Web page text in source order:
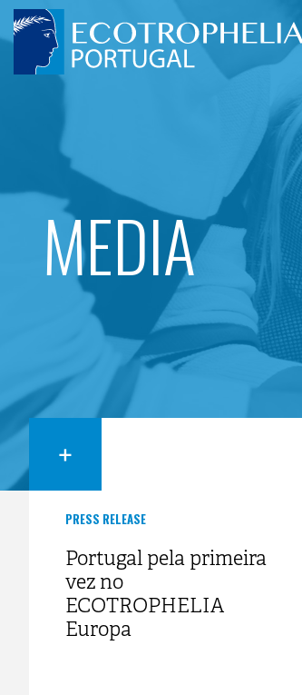
MEDIA
+
PRESS RELEASE
Portugal pela primeira
vez no
ECOTROPHELIA
Europa